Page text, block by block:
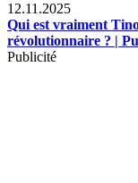
12.11.2025
Qui est vraiment
révolutionnaire ? |
Publicité